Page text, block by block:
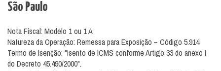
São Paulo
Nota Fiscal: Modelo 1 ou 1 A
Natureza da Operação: Remessa para Exposição – Código 5.914
Termo de Isenção: "Isento de ICMS conforme Artigo 33 do anexo I
do Decreto 45.490/2000".